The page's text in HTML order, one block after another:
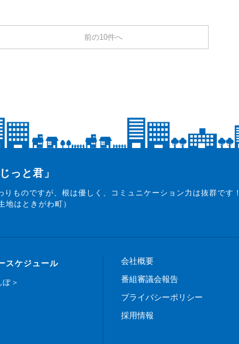
前の10件へ
っと君」
ものですが、根は優しく、コミュニケーション力は抜群です！
はときがわ町）
スケジュール
＞
会社概要
番組審議会報告
プライバシーポリシー
採用情報